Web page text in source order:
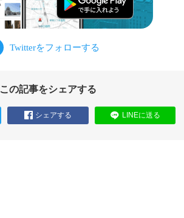
この記事をシェアする
シェアする LINEに送る